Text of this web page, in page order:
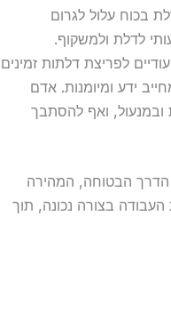
בכוח עלול לגרום
לדלת ולמשקוף.
לפריצת דלתות זמינים
ידע ומיומנות. אדם
ובמנעול, ואף להסתבך
הדרך הבטוחה, המהירה
העבודה בצורה נכונה, תוך